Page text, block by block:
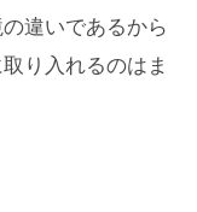
違いであるから
り入れるのはま